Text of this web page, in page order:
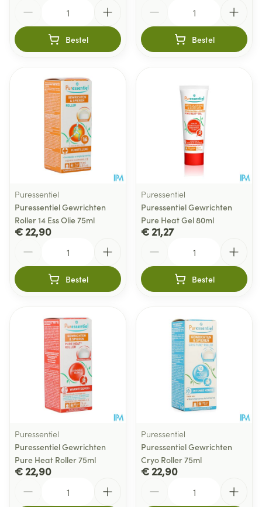
Bestel Bestel
Puressentiel
Puressentiel Gewrichten
Roller 14 Ess Olie 75ml
€ 22,90
Bestel
Puressentiel
Puressentiel Gewrichten
Pure Heat Gel 80ml
€ 21,27
Bestel
Puressentiel
Puressentiel Gewrichten
Pure Heat Roller 75ml
€ 22,90
Puressentiel
Puressentiel Gewrichten
Cryo Roller 75ml
€ 22,90